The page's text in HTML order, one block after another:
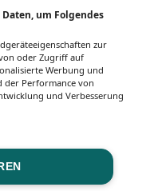
um Folgendes
zur
oder Zugriff auf
Werbung und
der Performance von
und Verbesserung